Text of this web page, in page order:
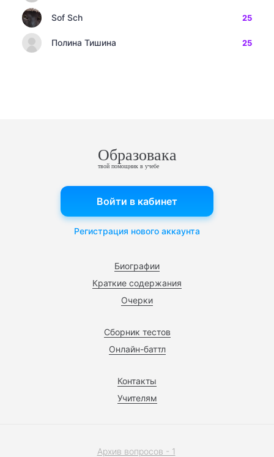
Sof Sch 25
Полина Тишина 25
Образовака
твой помощник в учебе
Биографии
Краткие содержания
Очерки
Сборник тестов
Онлайн-баттл
Контакты
Учителям
Войти в кабинет
Регистрация нового аккаунта
Архив вопросов - 1